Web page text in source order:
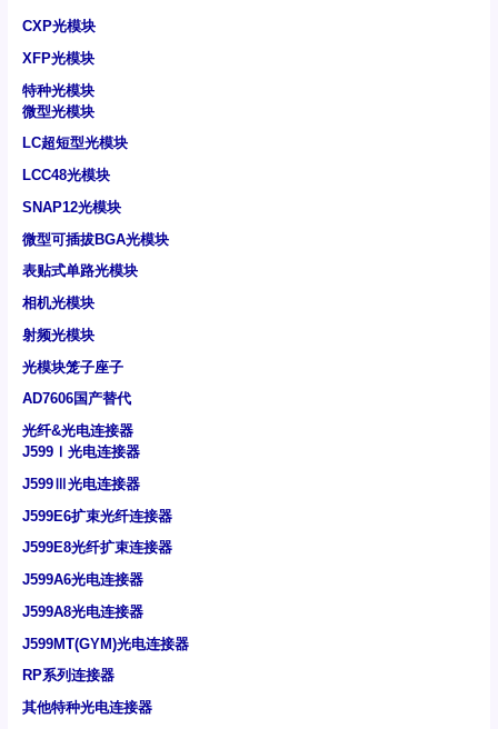
CXP光模块
XFP光模块
特种光模块
微型光模块
LC超短型光模块
LCC48光模块
SNAP12光模块
微型可插拔BGA光模块
表贴式单路光模块
相机光模块
射频光模块
光模块笼子座子
AD7606国产替代
光纤&光电连接器
J599Ⅰ光电连接器
J599Ⅲ光电连接器
J599E6扩束光纤连接器
J599E8光纤扩束连接器
J599A6光电连接器
J599A8光电连接器
J599MT(GYM)光电连接器
RP系列连接器
其他特种光电连接器